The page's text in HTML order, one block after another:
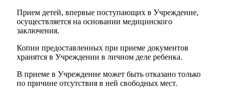
Прием детей, впервые поступающих в Учреждение,
осуществляется на основании медицинского
заключения.
Копии предоставленных при приеме документов
хранятся в Учреждении в личном деле ребенка.
В приеме в Учреждение может быть отказано только
по причине отсутствия в ней свободных мест.